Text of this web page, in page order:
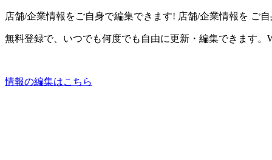
店舗/企業情報をご自身で編集できます! 店舗/企業情報を ご
無料登録で、いつでも何度でも自由に更新・編集できます。
情報の編集はこちら